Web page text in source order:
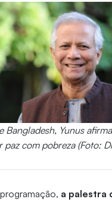
Bangladesh, Yunus
paz com pobreza (Foto:
a palestra